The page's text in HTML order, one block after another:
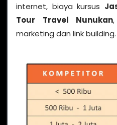
internet, biaya kursus
Tour Travel Nunukan
marketing dan link building.